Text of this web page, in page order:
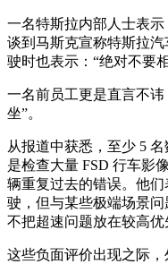
一名特斯拉内部人士表示
谈到马斯克宣称特斯拉
驶时也表示：“绝对不要
一名前员工更是直言不讳
坐”。
从报道中获悉，至少 5
是检查大量 FSD 行车影
辆重复过去的错误。他
驶，但与某些极端场景
不把超速问题放在较高优
这些负面评价出现之际